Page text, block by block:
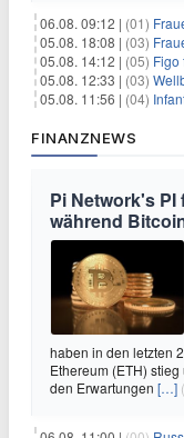
06.08. 09:12 | (01)
05.08. 18:08 | (03)
05.08. 14:12 | (05) Figo
05.08. 12:33 | (03)
05.08. 11:56 | (04)
FINANZNEWS
Pi Network's
während
haben in den letzten
Ethereum (ETH)
den Erwartungen […]